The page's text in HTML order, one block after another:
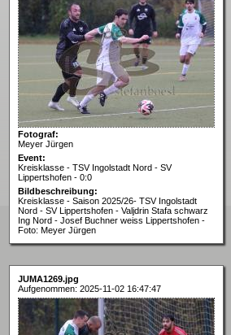
Fotograf:
Meyer Jürgen
Event:
Kreisklasse - TSV Ingolstadt Nord - SV
Lippertshofen - 0:0
Bildbeschreibung:
Kreisklasse - Saison 2025/26- TSV Ingolstadt
Nord - SV Lippertshofen - Valjdrin Stafa schwarz
Ing Nord - Josef Buchner weiss Lippertshofen -
Foto: Meyer Jürgen
JUMA1269.jpg
Aufgenommen: 2025-11-02 16:47:47